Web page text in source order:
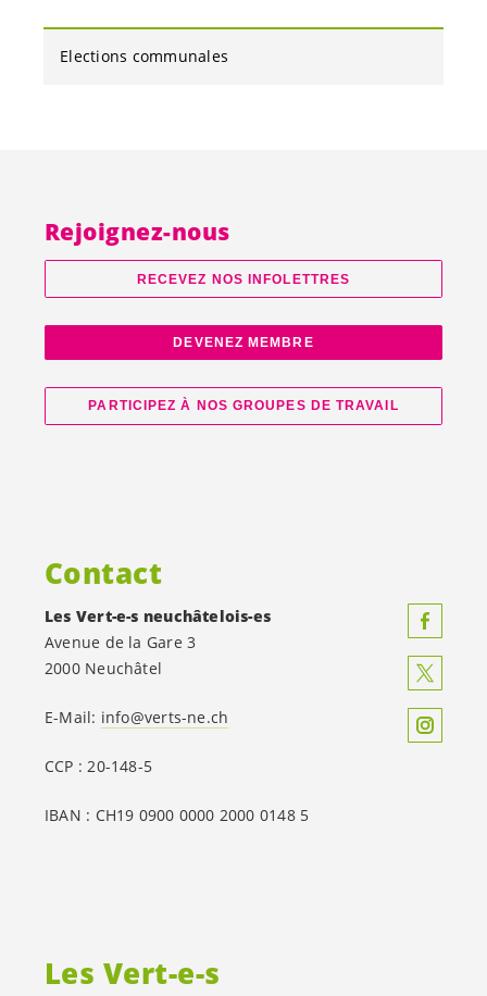
Elections communales
Les Vert-e-s
Rejoignez-nous
RECEVEZ NOS INFOLETTRES
DEVENEZ MEMBRE
PARTICIPEZ À NOS GROUPES DE TRAVAIL
Contact
Les Vert-e-s neuchâtelois-es
Avenue de la Gare 3
2000 Neuchâtel
E-Mail: info@verts-ne.ch
CCP : 20-148-5
IBAN : CH19 0900 0000 2000 0148 5